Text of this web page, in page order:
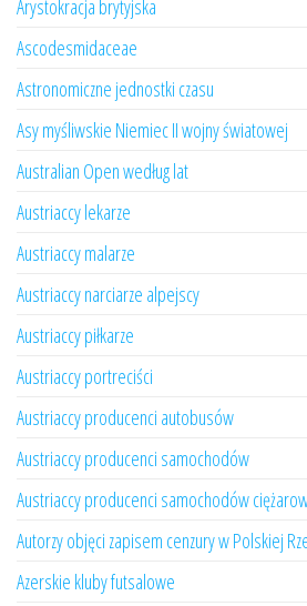
Arystokracja brytyjska
Ascodesmidaceae
Astronomiczne jednostki czasu
Asy myśliwskie Niemiec II wojny światowej
Australian Open według lat
Austriaccy lekarze
Austriaccy malarze
Austriaccy narciarze alpejscy
Austriaccy piłkarze
Austriaccy portreciści
Austriaccy producenci autobusów
Austriaccy producenci samochodów
Austriaccy producenci samochodów
Autorzy objęci zapisem cenzury w Polskiej
Azerskie kluby futsalowe